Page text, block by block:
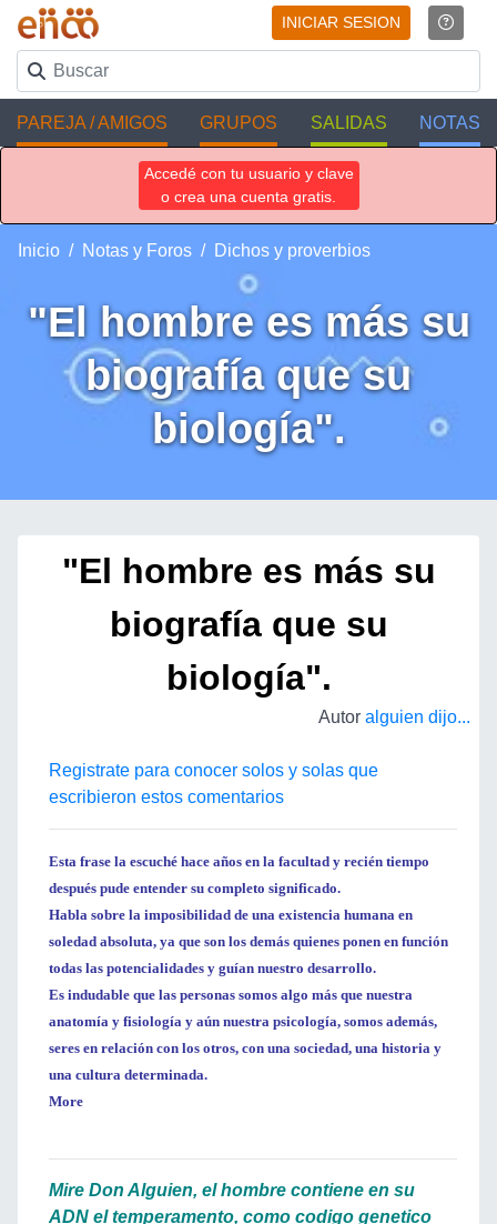
INICIAR SESION
PAREJA / AMIGOS GRUPOS SALIDAS NOTAS
Accedé con tu usuario y clave
o crea una cuenta gratis.
Inicio Notas y Foros Dichos y proverbios
"El hombre es más su
biografía que su
biología".
"El hombre es más su
biografía que su
biología".
Autor alguien dijo...
Registrate para conocer solos y solas que
escribieron estos comentarios
Esta frase la escuché hace años en la facultad y recién tiempo
después pude entender su completo significado.
Habla sobre la imposibilidad de una existencia humana en
soledad absoluta, ya que son los demás quienes ponen en función
todas las potencialidades y guían nuestro desarrollo.
Es indudable que las personas somos algo más que nuestra
anatomía y fisiología y aún nuestra psicología, somos además,
seres en relación con los otros, con una sociedad, una historia y
una cultura determinada.
More
Mire Don Alguien, el hombre contiene en su
ADN el temperamento, como codigo genetico